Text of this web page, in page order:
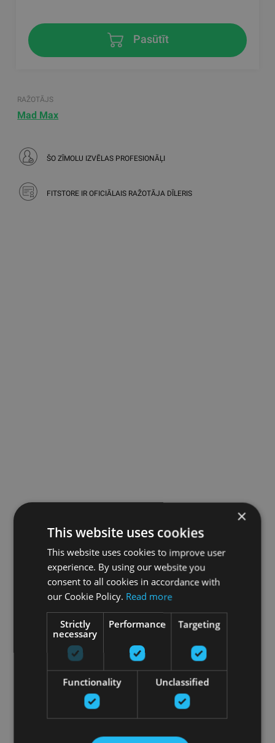
Pasūtīt
RAŽOTĀJS
Mad Max
ŠO ZĪMOLU IZVĒLAS PROFESIONĀĻI
FITSTORE IR OFICIĀLAIS RAŽOTĀJA DĪLERIS
×
This website uses cookies
This website uses cookies to improve user
experience. By using our website you
consent to all cookies in accordance with
our Cookie Policy. Read more
Strictly
necessary
Performance Targeting
Functionality Unclassified